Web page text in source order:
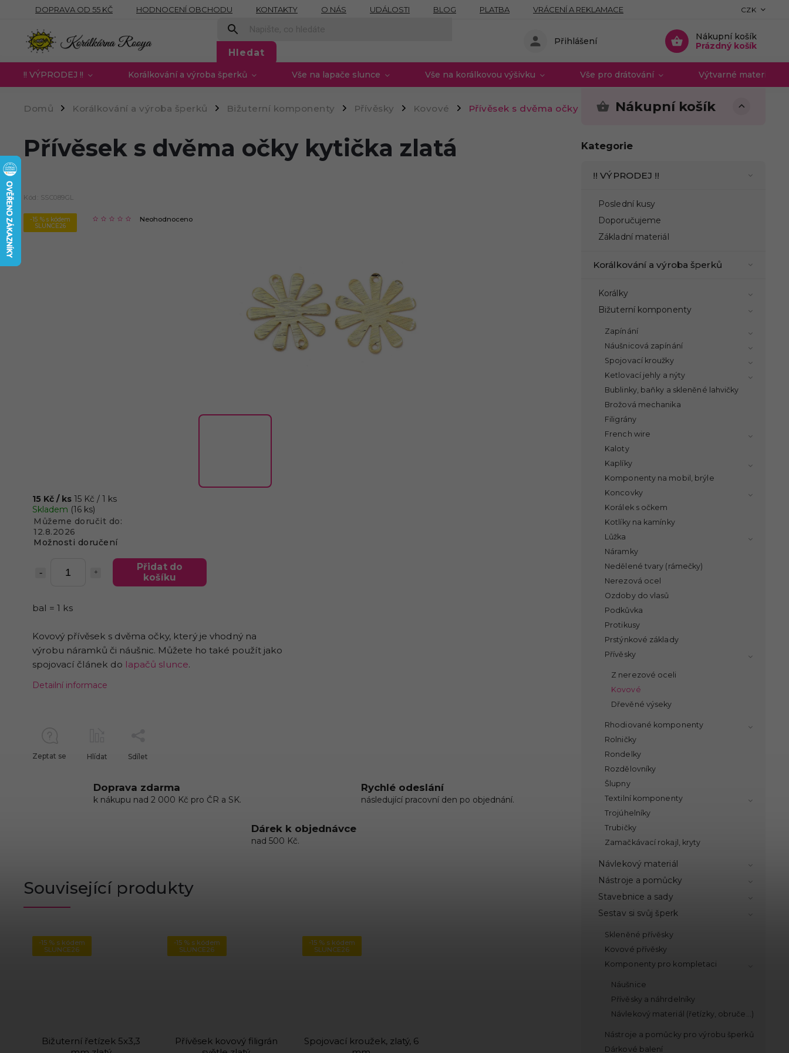
DOPRAVA OD 55 KČ HODNOCENÍ OBCHODU KONTAKTY O NÁS UDÁLOSTI BLOG PLATBA
VRÁCENÍ A REKLAMACE
PODMÍNKY OCHRANY OSOBNÍCH ÚDAJŮ
CZK
Hledat
Nákupní košík
Prázdný košík
Přihlášení
!! VÝPRODEJ !! Korálkování a výroba šperků Vše na lapače slunce Vše na korálkovou výšivku Vše pro drátování Výtvarné materiály a
Domů / Korálkování a výroba šperků / Bižuterní komponenty / Přívěsky / Kovové / Přívěsek s dvěma očky kytička zlatáNákupní košík
Kategorie
!! VÝPRODEJ !!
Poslední kusy
Doporučujeme
Základní materiál
Korálkování a výroba šperků
Korálky
Bižuterní komponenty
Zapínání
Náušnicová zapínání
Spojovací kroužky
Ketlovací jehly a nýty
Bublinky, baňky a skleněné lahvičky
Brožová mechanika
Filigrány
French wire
Kaloty
Kaplíky
Komponenty na mobil, brýle
Koncovky
Korálek s očkem
Kotlíky na kamínky
Lůžka
Náramky
Nedělené tvary (rámečky)
Nerezová ocel
Ozdoby do vlasů
Podkůvka
Protikusy
Prstýnkové základy
Přívěsky
Z nerezové oceli
Kovové
Dřevěné výseky
Rhodiované komponenty
Rolničky
Rondelky
Rozdělovníky
Šlupny
Textilní komponenty
Trojúhelníky
Trubičky
Zamačkávací rokajl, kryty
Návlekový materiál
Nástroje a pomůcky
Stavebnice a sady
Sestav si svůj šperk
Skleněné přívěsky
Kovové přívěsky
Komponenty pro kompletaci
Náušnice
Přívěsky a náhrdelníky
Návlekový materiál (řetízky, obruče...)
Nástroje a pomůcky pro výrobu šperků
Dárkové balení
Přívěsek s dvěma očky kytička zlatá
Kód: SSC089GL
-15 % s kódem
SLUNCE26
Neohodnoceno
15 Kč / ks 15 Kč / 1 ks
Skladem (16 ks)
Můžeme doručit do:
12.8.2026
Možnosti doručení
Přidat do
košíku
bal = 1 ks
Kovový přívěsek s dvěma očky, který je vhodný na
výrobu náramků či náušnic. Můžete ho také použít jako
spojovací článek do lapačů slunce.
Detailní informace
Zeptat se Hlídat Sdílet
Doprava zdarma
k nákupu nad 2 000 Kč pro ČR a SK.
Rychlé odeslání
následující pracovní den po objednání.
Dárek k objednávce
nad 500 Kč.
Související produkty
-15 % s kódem
SLUNCE26
Bižuterní řetízek 5x3,3
-15 % s kódem
SLUNCE26
Přívěsek kovový filigrán
-15 % s kódem
SLUNCE26
Spojovací kroužek, zlatý, 6